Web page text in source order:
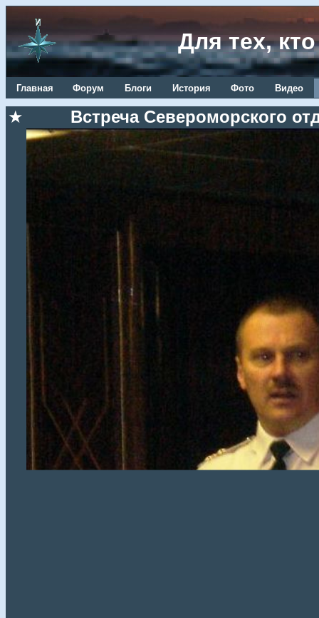
Для тех,
Главная Форум Блоги История Фото Видео
★ Встреча Североморского